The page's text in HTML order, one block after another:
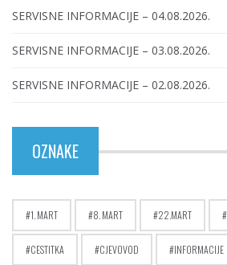
SERVISNE INFORMACIJE – 04.08.2026.
SERVISNE INFORMACIJE – 03.08.2026.
SERVISNE INFORMACIJE – 02.08.2026.
OZNAKE
1. MART 8. MART 22.MART
CESTITKA CJEVOVOD INFORMACIJE